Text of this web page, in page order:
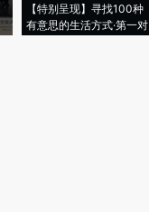
【特别呈现】寻找100种
有意思的生活方式·第一对